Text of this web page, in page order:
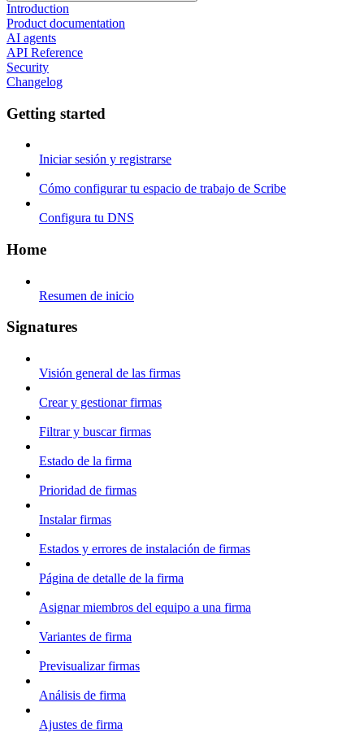
Introduction
Product documentation
AI agents
API Reference
Security
Changelog
Getting started
Iniciar sesión y registrarse
Cómo configurar tu espacio de trabajo de Scribe
Configura tu DNS
Home
Resumen de inicio
Signatures
Visión general de las firmas
Crear y gestionar firmas
Filtrar y buscar firmas
Estado de la firma
Prioridad de firmas
Instalar firmas
Estados y errores de instalación de firmas
Página de detalle de la firma
Asignar miembros del equipo a una firma
Variantes de firma
Previsualizar firmas
Análisis de firma
Ajustes de firma